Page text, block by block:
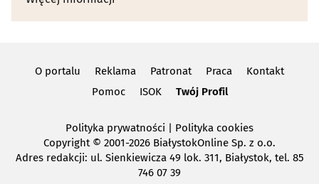
O portalu Reklama Patronat Praca
Kontakt
Pomoc
ISOK Twój Profil
Polityka prywatności
Polityka cookies
Copyright© 2001-2026 BiałystokOnline Sp. z o.o.
Adres redakcji: ul. Sienkiewicza 49 lok. 311, Białystok, tel. 85
746 07 39